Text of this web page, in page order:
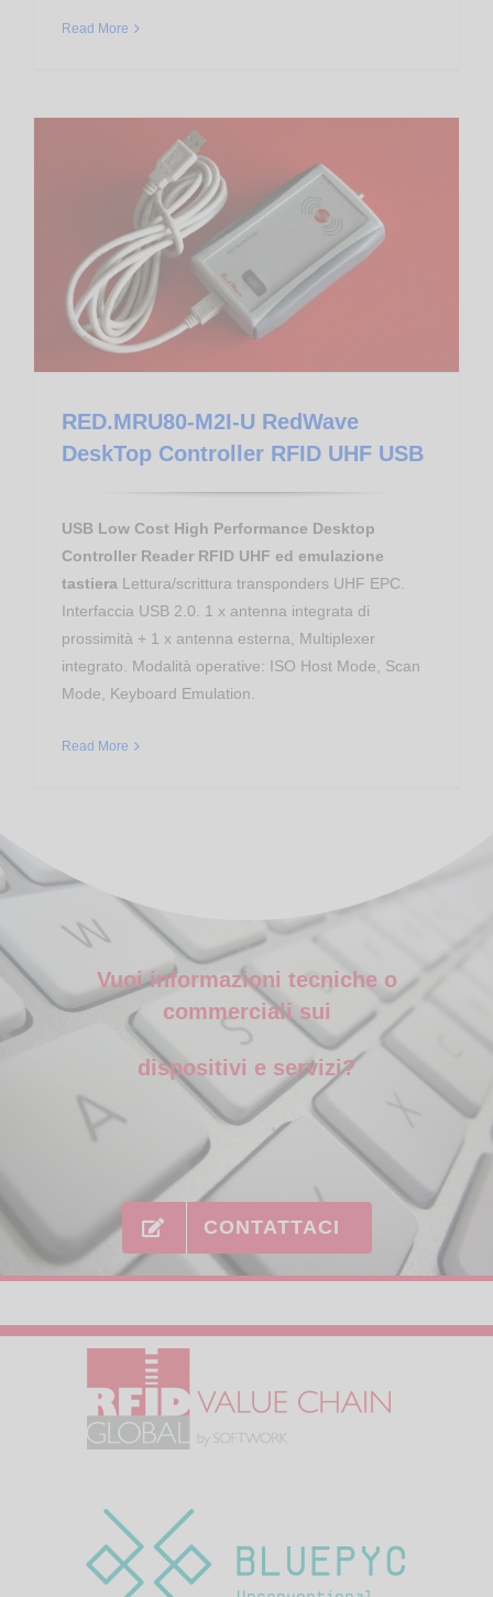
Read More
RED.MRU80-M2I-U RedWave
DeskTop Controller RFID UHF USB
USB Low Cost High Performance Desktop
Controller Reader RFID UHF ed emulazione
tastiera Lettura/scrittura transponders UHF EPC.
Interfaccia USB 2.0. 1 x antenna integrata di
prossimità + 1 x antenna esterna, Multiplexer
integrato. Modalità operative: ISO Host Mode, Scan
Mode, Keyboard Emulation.
Read More
Vuoi informazioni tecniche o
commerciali sui
dispositivi e servizi?
CONTATTACI